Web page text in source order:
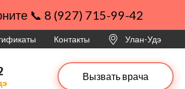
📞 8 (927) 715-99-42
Контакты Улан-Удэ
Вызвать врача